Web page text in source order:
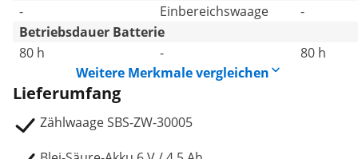
-
Einbereichswaage
-
Betriebsdauer Batterie
80 h
-
80 h
Weitere Merkmale vergleichen
Lieferumfang
Zählwaage SBS-ZW-30005